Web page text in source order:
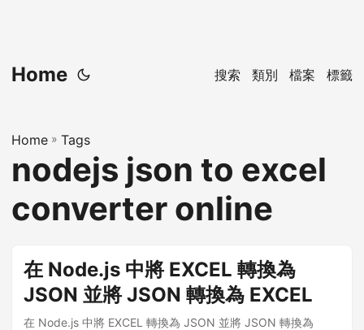
Home 搜索 類別 檔案 標籤
Home » Tags
nodejs json to excel
converter online
在 Node.js 中將 EXCEL 轉換為
JSON 並將 JSON 轉換為 EXCEL
在 Node.js 中將 EXCEL 轉換為 JSON 並將 JSON 轉換為